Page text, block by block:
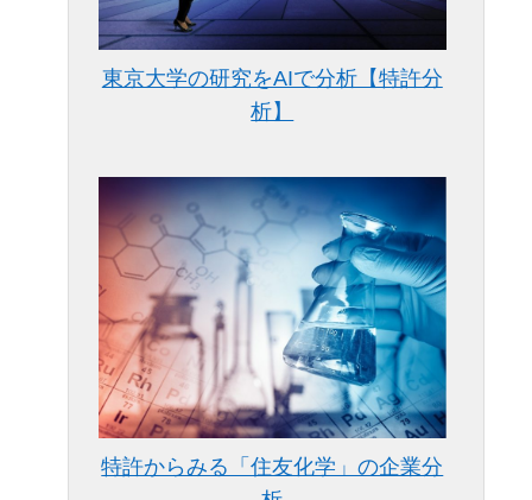
東京大学の研究をAIで分析【特許分
析】
特許からみる「住友化学」の企業分